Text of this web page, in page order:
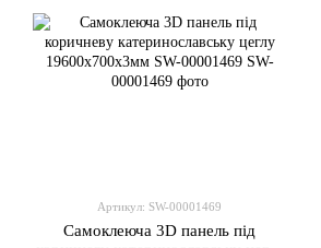
Артикул: SW-00001469
Самоклеюча 3D панель під